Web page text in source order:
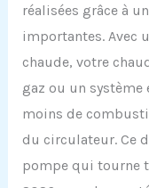
réalisées grâce à
importantes. Avec
chaude, votre
gaz ou un
moins de
du circulateur. Ce
pompe qui tourne